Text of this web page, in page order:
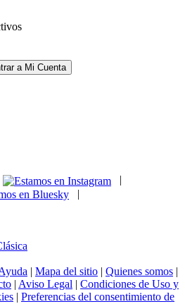
a Mi Cuenta
|
| Mapa del sitio | Quienes somos |
| Aviso Legal | Condiciones de Uso y
| Preferencias del consentimiento de